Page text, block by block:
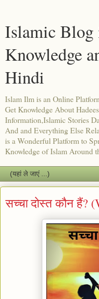
Islamic
Knowledge
Hindi
Islam Ilm is an Online
Get Knowledge About
Information,Islamic Stories
And and Everything Else
is a Wonderful Platform to
Knowledge of Islam Around
सच्चा दोस्त कौन हैं?